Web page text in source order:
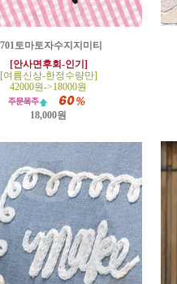
토마토자수지지미티
[안사면후회-인기]
[여름신상-한정수량만]
42000원->18000원
18,000원